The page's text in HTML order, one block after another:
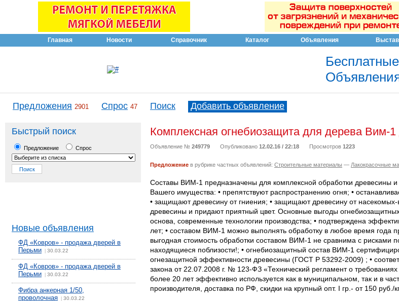
Главная Новости Справочник Каталог Объявления
Бесплатные
Предложения 2901 Спрос 47 Поиск Добавить объявление
Быстрый поиск
Предложение Спрос
Новые объявления
ФД «Ковров» - продажа дверей в
Перьми
30.03.22
ФД «Ковров» - продажа дверей в
Перьми
30.03.22
Фибра анкерная 1/50,
проволочная
30.03.22
Комплексная огнебиозащита для дерева Вим-1
Объявление № 249779 Опубликовано 12.02.16 / 22:18 Просмотров 1223
Предложение в рубрике частных объявлений: Строительные материалы — Лакокрасочные
Составы ВИМ-1 предназначены для комплексной обработки древесины
Вашего имущества: • препятствуют распространению огня; •
• защищают древесину от гниения; • защищают древесину от насекомых-
древесины и придают приятный цвет. Основные выгоды
основа, современные технологии производства; • подтверждена
лет; • составом ВИМ-1 можно выполнять обработку в любое время года
выгодная стоимость обработки составом ВИМ-1 не сравнима с рисками
находящиеся поблизости!; • огнебиозащитный состав ВИМ-1
огнезащитной эффективности древесины (ГОСТ Р 53292-2009) ; •
закона от 22.07.2008 г. № 123-ФЗ «Технический регламент о
более 20 лет эффективно используется как в муниципальном, так и в
производителя, доставка по РФ, скидки на крупный опт. I гр.- от 150 руб./